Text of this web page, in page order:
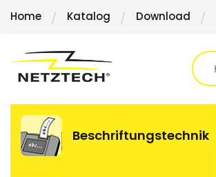
Direkt
Home Katalog Download
Beschriftungstechnik